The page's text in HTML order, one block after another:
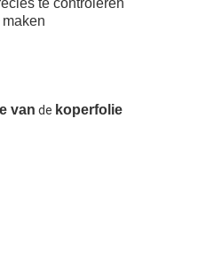
te controleren
van de koperfolie